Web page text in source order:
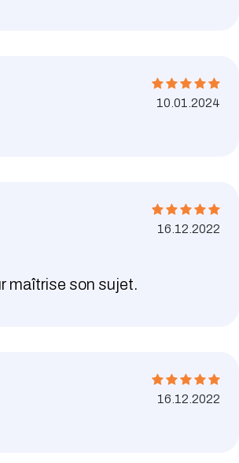
10.01.2024
16.12.2022
maîtrise son sujet.
16.12.2022